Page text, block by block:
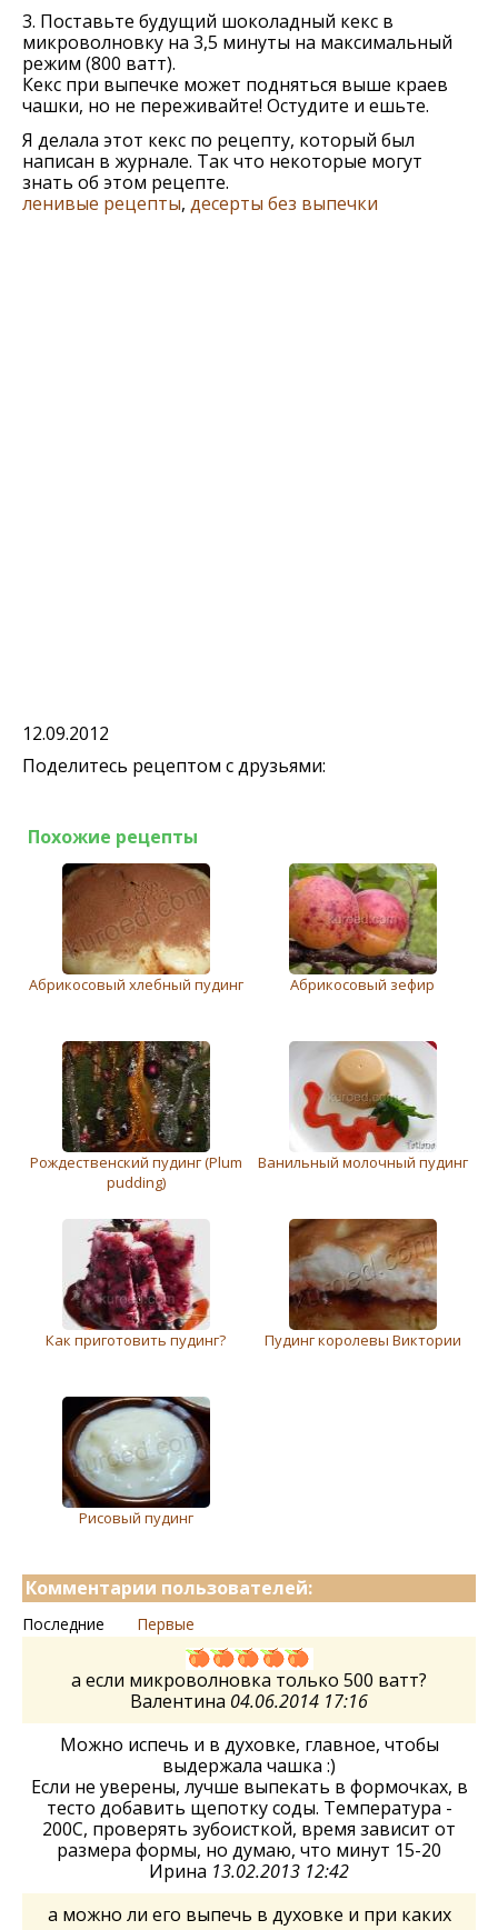
3. Поставьте будущий шоколадный кекс в
микроволновку на 3,5 минуты на максимальный
режим (800 ватт).
Кекс при выпечке может подняться выше краев
чашки, но не переживайте! Остудите и ешьте.
Я делала этот кекс по рецепту, который был
написан в журнале. Так что некоторые могут
знать об этом рецепте.
ленивые рецепты, десерты без выпечки
12.09.2012
Поделитесь рецептом с друзьями:
Похожие рецепты
Абрикосовый хлебный пудинг Абрикосовый зефир
Рождественский пудинг (Plum
pudding)
Ванильный молочный пудинг
Как приготовить пудинг? Пудинг королевы Виктории
Рисовый пудинг
Комментарии пользователей:
Последние Первые
а если микроволновка только 500 ватт?
Валентина 04.06.2014 17:16
Можно испечь и в духовке, главное, чтобы
выдержала чашка :)
Если не уверены, лучше выпекать в формочках, в
тесто добавить щепотку соды. Температура -
200С, проверять зубоисткой, время зависит от
размера формы, но думаю, что минут 15-20
Ирина 13.02.2013 12:42
а можно ли его выпечь в духовке и при каких